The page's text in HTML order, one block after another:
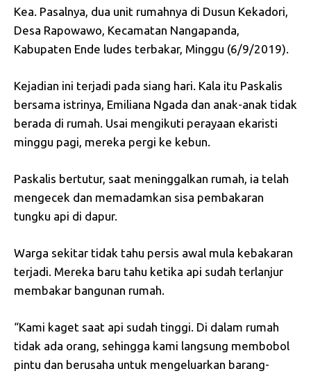
Kea. Pasalnya, dua unit rumahnya di Dusun Kekadori,
Desa Rapowawo, Kecamatan Nangapanda,
Kabupaten Ende ludes terbakar, Minggu (6/9/2019).
Kejadian ini terjadi pada siang hari. Kala itu Paskalis
bersama istrinya, Emiliana Ngada dan anak-anak tidak
berada di rumah. Usai mengikuti perayaan ekaristi
minggu pagi, mereka pergi ke kebun.
Paskalis bertutur, saat meninggalkan rumah, ia telah
mengecek dan memadamkan sisa pembakaran
tungku api di dapur.
Warga sekitar tidak tahu persis awal mula kebakaran
terjadi. Mereka baru tahu ketika api sudah terlanjur
membakar bangunan rumah.
“Kami kaget saat api sudah tinggi. Di dalam rumah
tidak ada orang, sehingga kami langsung membobol
pintu dan berusaha untuk mengeluarkan barang-